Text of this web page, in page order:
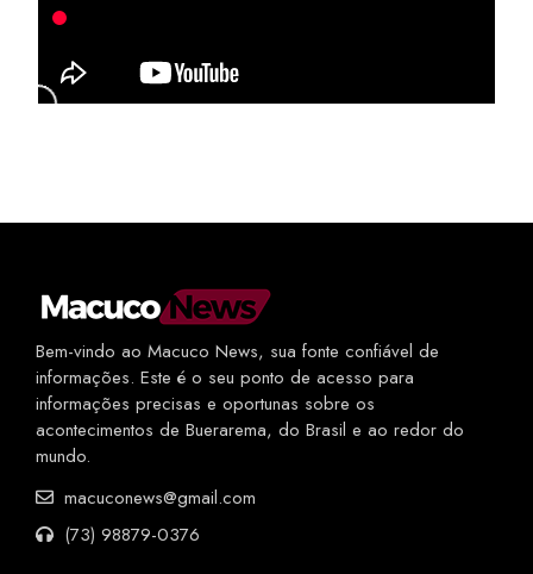
Bem-vindo ao Macuco News, sua fonte confiável de
informações. Este é o seu ponto de acesso para
informações precisas e oportunas sobre os
acontecimentos de Buerarema, do Brasil e ao redor do
mundo.
macuconews@gmail.com
(73) 98879-0376